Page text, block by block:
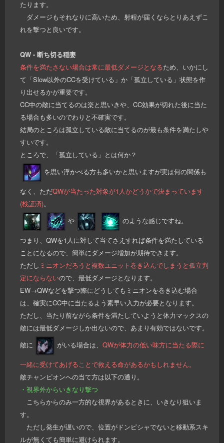
たります。
ダメージもそれなりに高いため、射程が届くならとりあえずこ
れを撃つと良いです。
QW - 断ち切る稲妻
条件を満たさない場合は常に最低ダメージとなるため、いかにし
て「Slow以外のCCを受けている」か「孤立している」状態を作
り出せるかが重要です。
CC中の敵に当てるのは楽と思いきや、CC効果が切れた後に当た
る場合も多いのでわりと不確実です。
結局のところは孤立している敵に当てるのが最も条件を満たしや
すいです。
ところで、「孤立している」とは何か？
を思い浮かべる方も多いかと思いますが実は何の関係も
なく、ただQWが当たった対象が1人かどうかで決まっています
(検証済)。
や
のような感じですね。
つまり、QWを1人に対して当てさえすれば条件を満たしている
ことになるので、簡単にダメージ増加が期待できます。
ただし ミニオンだろうと複数ユニット巻き込んでしまうと孤立判
定にならないので、最低ダメージとなります。
EW→QWなどを撃つ際にどうしてもミニオンを巻き込む場合
は、確実にCC中に当たるよう素早い入力が必要となります。
ただし、当たり前ながら条件を満たしていようと体力マックスの
敵には最低ダメージしか出ないので、あまり有効ではないです。
敵に
がいる場合は、 QWが体力の低い味方に当たる際に
一緒に受けてあげることで救える命があるかもしれません。
敵チャンピオンへの当て方は以下の通り。
・視界外からいきなり撃つ
こちらからのみ一方的な視界があるときに、いきなり狙いま
す。
ただし発生が遅いので、位置がドンピシャでないと移動系スキ
ルが無くても簡単に避けられます。